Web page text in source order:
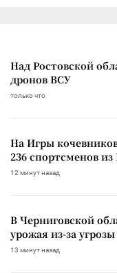
Над Ростовской
дронов ВСУ
только что
На Игры
236 спортсменов из
12 минут назад
В Черниговской
урожая из-за
13 минут назад